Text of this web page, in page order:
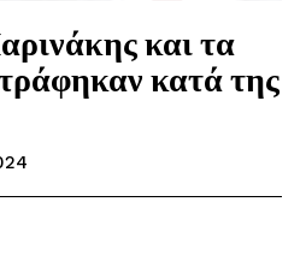
και τα
κατά της